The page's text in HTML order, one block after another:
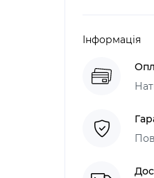
Інформація